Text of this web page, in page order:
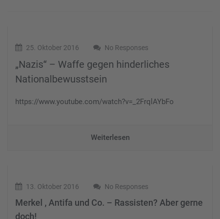
25. Oktober 2016 No Responses
„Nazis“ – Waffe gegen hinderliches
Nationalbewusstsein
https://www.youtube.com/watch?v=_2FrqlAYbFo
Weiterlesen
13. Oktober 2016 No Responses
Merkel , Antifa und Co. – Rassisten? Aber gerne
doch!